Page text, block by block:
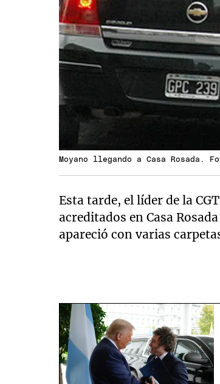
Moyano llegando a Casa Rosada.
Esta tarde, el líder de la
acreditados en Casa
apareció con varias